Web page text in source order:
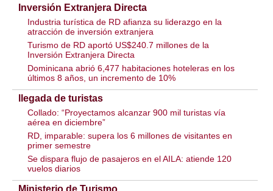
Inversión Extranjera Directa
Industria turística de RD afianza su liderazgo en la
atracción de inversión extranjera
Turismo de RD aportó US$240.7 millones de la
Inversión Extranjera Directa
Dominicana abrió 6,477 habitaciones hoteleras en los
últimos 8 años, un incremento de 10%
llegada de turistas
Collado: “Proyectamos alcanzar 900 mil turistas vía
aérea en diciembre”
RD, imparable: supera los 6 millones de visitantes en
primer semestre
Se dispara flujo de pasajeros en el AILA: atiende 120
vuelos diarios
Ministerio de Turismo